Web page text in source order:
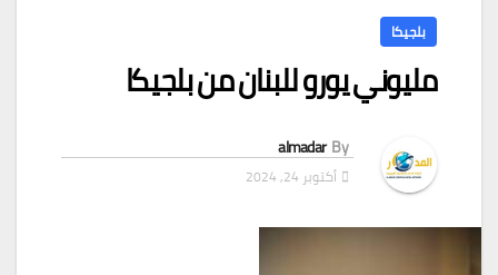
بلجيكا
مليوني يورو للبنان من بلجيكا
By
almadar
أكتوبر 24, 2024